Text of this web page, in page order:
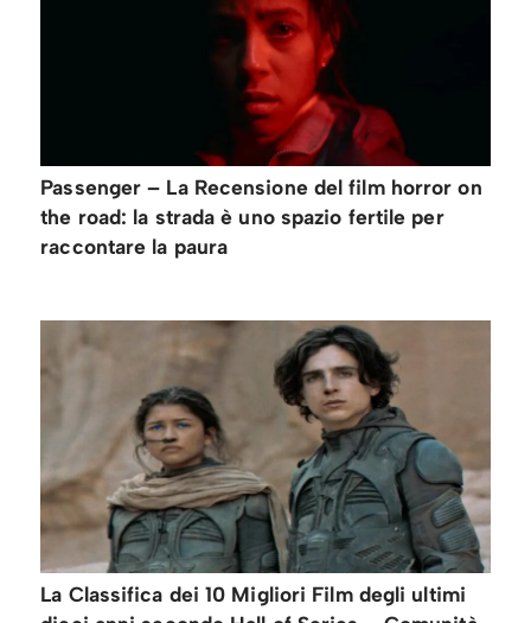
Passenger – La Recensione del film horror on
the road: la strada è uno spazio fertile per
raccontare la paura
La Classifica dei 10 Migliori Film degli ultimi